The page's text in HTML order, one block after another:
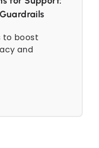
to boost
and